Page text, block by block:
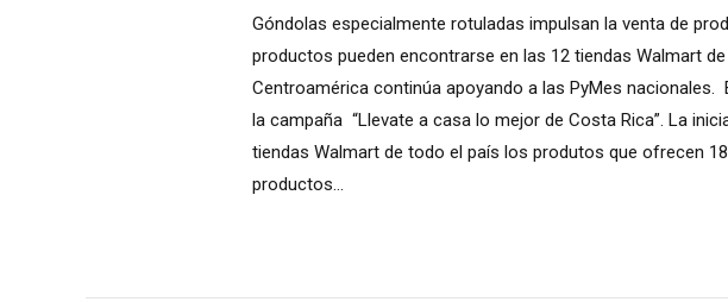
Góndolas especialmente rotuladas impulsan la venta de
productos pueden encontrarse en las 12 tiendas Walmart
Centroamérica continúa apoyando a las PyMes nacionales.
la campaña “Llevate a casa lo mejor de Costa Rica”. La
tiendas Walmart de todo el país los produtos que ofrecen
productos...